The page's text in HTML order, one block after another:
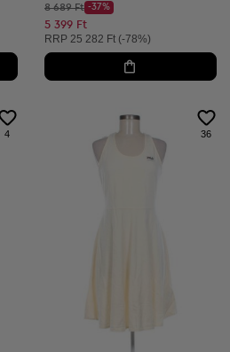
Kezdő ár:
8 689 Ft
Discount Price:
-37%
Csökkentett ár:
5 399 Ft
Ajánlott ár:
RRP 25 282 Ft (-78%)
4 36